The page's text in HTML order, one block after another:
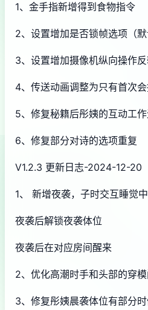
1、金手指新增得到食物指令
2、设置增加是否锁帧选项（默
3、设置增加摄像机纵向操作
4、传送动画调整为只有首次
5、修复秘籍后彤姨的互动工
6、修复部分对诗的选项重复
V1.2.3 更新日志-2024-12-20
1、 新增夜袭，子时交互睡觉
夜袭后解锁夜袭体位
夜袭后在对应房间醒来
2、优化高潮时手和头部的穿
3、修复彤姨晨袭体位有部分